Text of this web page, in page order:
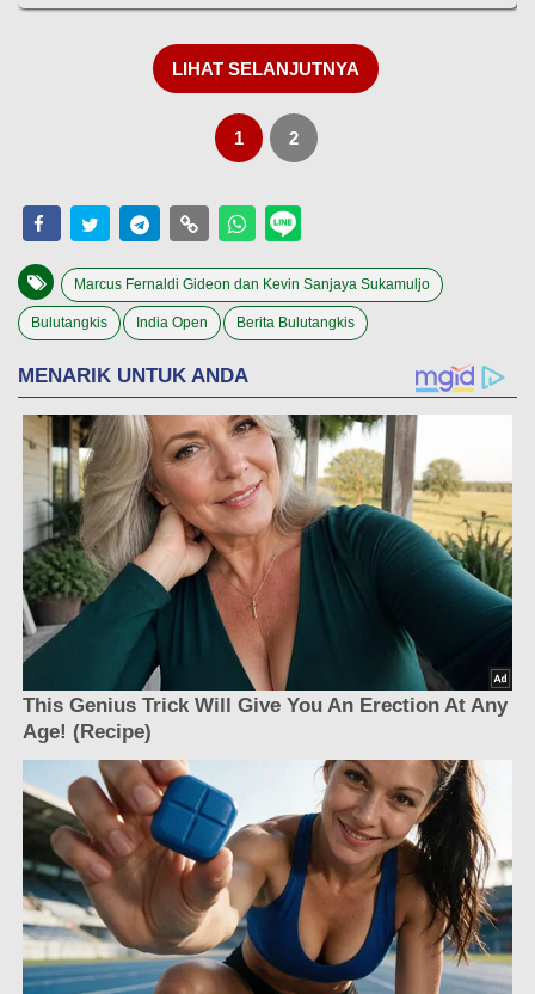
LIHAT SELANJUTNYA
1 2
Marcus Fernaldi Gideon dan Kevin Sanjaya Sukamuljo
Bulutangkis India Open Berita Bulutangkis